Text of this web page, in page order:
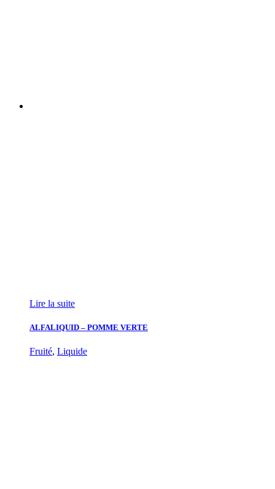
Lire la suite
ALFALIQUID – POMME VERTE
Fruité, Liquide